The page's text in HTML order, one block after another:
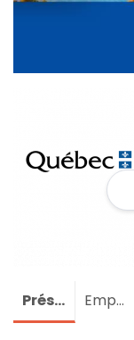
Présentation Emploi